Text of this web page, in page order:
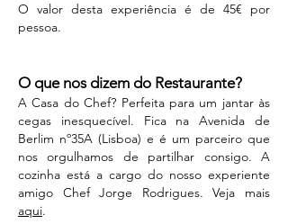
O valor desta experiência é de 45€ por
pessoa.
O que nos dizem do Restaurante?
A Casa do Chef? Perfeita para um jantar às
cegas inesquecível. Fica na Avenida de
Berlim nº35A (Lisboa) e é um parceiro que
nos orgulhamos de partilhar consigo. A
cozinha está a cargo do nosso experiente
amigo Chef Jorge Rodrigues. Veja mais
aqui.